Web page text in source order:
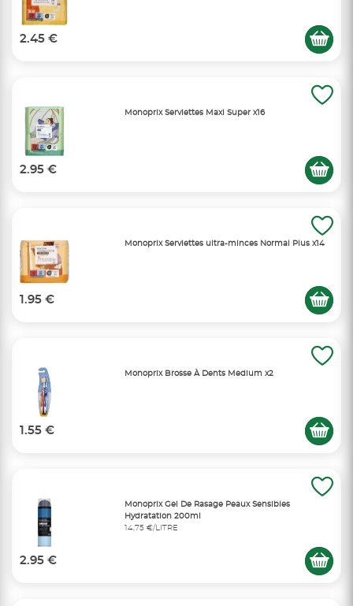
2.45 €
Monoprix Serviettes Maxi Super x16
2.95 €
Monoprix Serviettes ultra-minces Normal Plus x14
1.95 €
Monoprix Brosse À Dents Medium x2
1.55 €
Monoprix Gel De Rasage Peaux Sensibles
Hydratation 200ml
14,75 €/LITRE
2.95 €